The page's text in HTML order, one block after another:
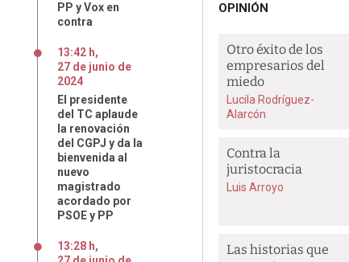
PP y Vox en
contra
13:42 h,
27 de junio de
2024
El presidente
del TC aplaude
la renovación
del CGPJ y da la
bienvenida al
nuevo
magistrado
acordado por
PSOE y PP
13:28 h,
OPINIÓN
Otro éxito de los
empresarios del
miedo
Lucila Rodríguez-
Alarcón
Contra la
juristocracia
Luis Arroyo
Las historias que